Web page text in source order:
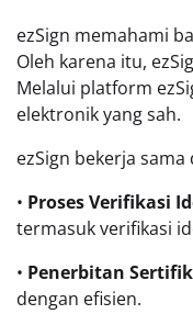
ezSign memahami
Oleh karena itu,
Melalui platform
elektronik yang sah.
ezSign bekerja
• Proses Verifikasi
termasuk verifikasi
• Penerbitan
dengan efisien.